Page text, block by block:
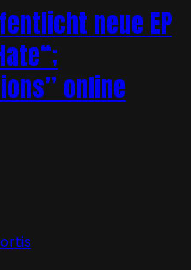
neue EP
online